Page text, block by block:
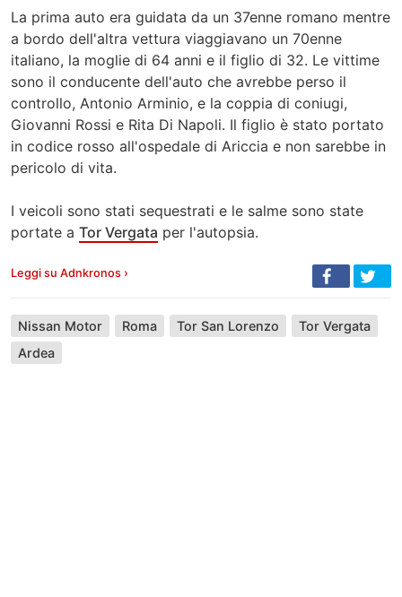
La prima auto era guidata da un 37enne romano mentre
a bordo dell'altra vettura viaggiavano un 70enne
italiano, la moglie di 64 anni e il figlio di 32. Le vittime
sono il conducente dell'auto che avrebbe perso il
controllo, Antonio Arminio, e la coppia di coniugi,
Giovanni Rossi e Rita Di Napoli. Il figlio è stato portato
in codice rosso all'ospedale di Ariccia e non sarebbe in
pericolo di vita.
I veicoli sono stati sequestrati e le salme sono state
portate a Tor Vergata per l'autopsia.
Leggi su Adnkronos ›
Nissan Motor Roma Tor San Lorenzo
Tor Vergata
Ardea